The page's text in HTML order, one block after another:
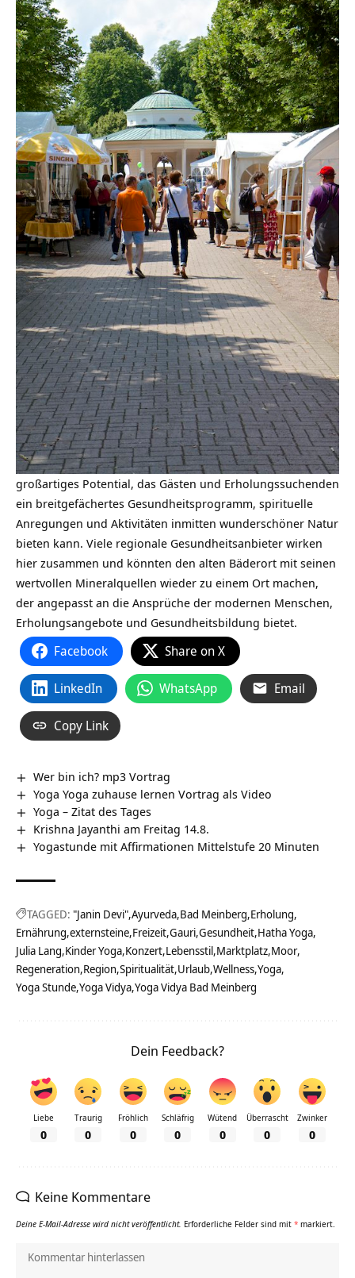
großartiges Potential, das Gästen und Erholungssuchenden
ein breitgefächertes Gesundheitsprogramm, spirituelle
Anregungen und Aktivitäten inmitten wunderschöner Natur
bieten kann. Viele regionale Gesundheitsanbieter wirken
hier zusammen und könnten den alten Bäderort mit seinen
wertvollen Mineralquellen wieder zu einem Ort machen,
der angepasst an die Ansprüche der modernen Menschen,
Erholungsangebote und Gesundheitsbildung bietet.
Facebook Share on X
LinkedIn WhatsApp Email
Copy Link
Wer bin ich? mp3 Vortrag
Yoga Yoga zuhause lernen Vortrag als Video
Yoga – Zitat des Tages
Krishna Jayanthi am Freitag 14.8.
Yogastunde mit Affirmationen Mittelstufe 20 Minuten
TAGGED: "Janin Devi" Ayurveda Bad Meinberg Erholung
Ernährung externsteine Freizeit Gauri Gesundheit Hatha Yoga
Julia Lang Kinder Yoga Konzert Lebensstil Marktplatz Moor
Regeneration Region Spiritualität Urlaub Wellness Yoga
Yoga Stunde Yoga Vidya Yoga Vidya Bad Meinberg
Dein Feedback?
Liebe
0
Traurig
0
Fröhlich
0
Schläfrig
0
Wütend
0
Überrascht
0
Zwinker
0
Keine Kommentare
Deine E-Mail-Adresse wird nicht veröffentlicht. Erforderliche Felder sind mit * markiert.